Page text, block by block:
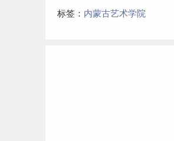
标签： 内蒙古艺术学院